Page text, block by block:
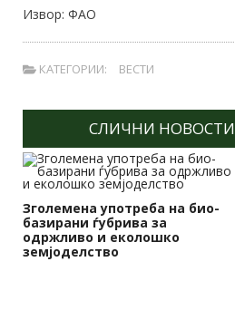
Извор: ФАО
КАТЕГОРИИ: ВЕСТИ
СЛИЧНИ НОВОСТИ
Зголемена употреба на био-
базирани ѓубрива за
одржливо и еколошко
земјоделство